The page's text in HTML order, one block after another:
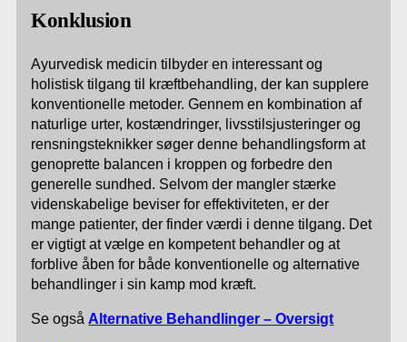
Konklusion
Ayurvedisk medicin tilbyder en interessant og
holistisk tilgang til kræftbehandling, der kan supplere
konventionelle metoder. Gennem en kombination af
naturlige urter, kostændringer, livsstilsjusteringer og
rensningsteknikker søger denne behandlingsform at
genoprette balancen i kroppen og forbedre den
generelle sundhed. Selvom der mangler stærke
videnskabelige beviser for effektiviteten, er der
mange patienter, der finder værdi i denne tilgang. Det
er vigtigt at vælge en kompetent behandler og at
forblive åben for både konventionelle og alternative
behandlinger i sin kamp mod kræft.
Se også Alternative Behandlinger – Oversigt